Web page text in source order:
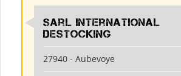
Sarl International
Destocking
27940 - Aubevoye